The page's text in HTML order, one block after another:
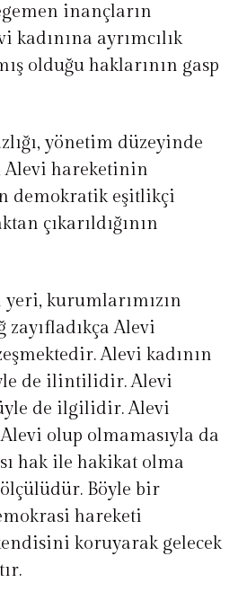
inançların
kadınına ayrımcılık
olduğu haklarının gasp
yönetim düzeyinde
Alevi hareketinin
demokratik eşitlikçi
çıkarıldığının
yeri, kurumlarımızın
Alevi
Alevi kadının
de ilintilidir. Alevi
de ilgilidir. Alevi
olup olmamasıyla da
hak ile hakikat olma
Böyle bir
hareketi
koruyarak gelecek